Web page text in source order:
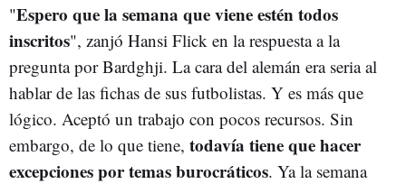
"Espero que la semana que viene estén todos
inscritos", zanjó Hansi Flick en la respuesta a la
pregunta por Bardghji. La cara del alemán era seria al
hablar de las fichas de sus futbolistas. Y es más que
lógico. Aceptó un trabajo con pocos recursos. Sin
embargo, de lo que tiene, todavía tiene que hacer
excepciones por temas burocráticos. Ya la semana